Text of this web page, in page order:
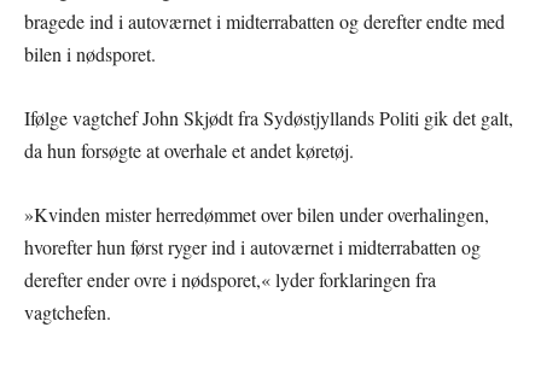
bragede ind i autoværnet i midterrabatten og derefter endte med
bilen i nødsporet.
Ifølge vagtchef John Skjødt fra Sydøstjyllands Politi gik det galt,
da hun forsøgte at overhale et andet køretøj.
»Kvinden mister herredømmet over bilen under overhalingen,
hvorefter hun først ryger ind i autoværnet i midterrabatten og
derefter ender ovre i nødsporet,« lyder forklaringen fra
vagtchefen.